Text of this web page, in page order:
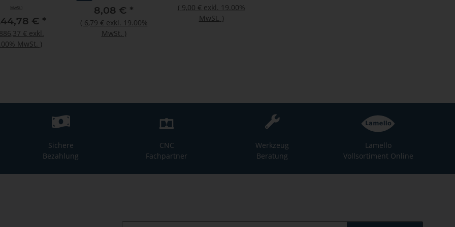
R5 Z2
MwSt.)
€ *
€ exkl.
MwSt. )
M360" 580ml Alu-
Folienbeutel
8,08 € *
( 6,79 € exkl. 19.00%
MwSt. )
( 9,00 € exkl. 19.00%
MwSt. )
Sichere
Bezahlung
CNC
Fachpartner
Werkzeug
Beratung
Lamello
Vollsortiment Online